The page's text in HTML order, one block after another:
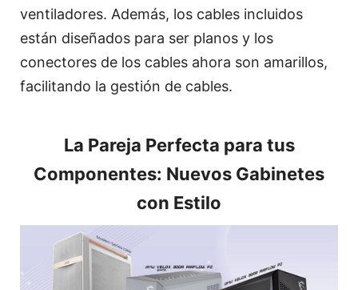
ventiladores. Además, los cables incluidos
están diseñados para ser planos y los
conectores de los cables ahora son amarillos,
facilitando la gestión de cables.
La Pareja Perfecta para tus
Componentes: Nuevos Gabinetes
con Estilo